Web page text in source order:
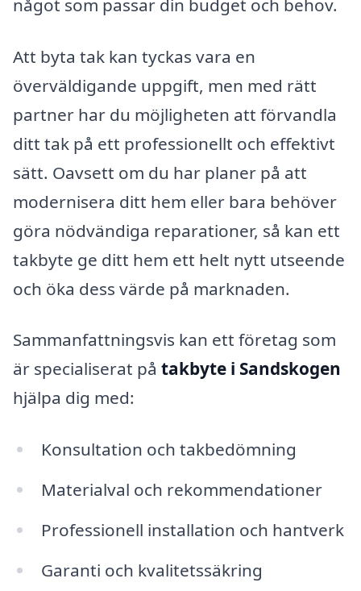
något som passar din budget och behov.
Att byta tak kan tyckas vara en
överväldigande uppgift, men med rätt
partner har du möjligheten att förvandla
ditt tak på ett professionellt och effektivt
sätt. Oavsett om du har planer på att
modernisera ditt hem eller bara behöver
göra nödvändiga reparationer, så kan ett
takbyte ge ditt hem ett helt nytt utseende
och öka dess värde på marknaden.
Sammanfattningsvis kan ett företag som
är specialiserat på takbyte i Sandskogen
hjälpa dig med:
Konsultation och takbedömning
Materialval och rekommendationer
Professionell installation och hantverk
Garanti och kvalitetssäkring